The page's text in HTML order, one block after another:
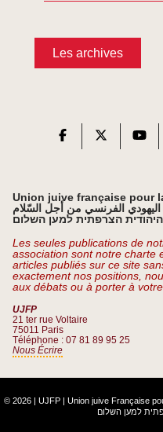
Les archives
Union juive française pour
اليهودي الفرنسي من أجل السّلام
הצרפתית למען השלום
Les seules publications de
association sont notre charte
articles publiés sur ce site
exactement nos positions,
aux débats ou à porter à
UJFP
21 ter rue Voltaire
75011 Paris
Téléphone : 07 81 89 95 25
Nous Écrire
© 2026 | UJFP | Union juive Française
למען השלום